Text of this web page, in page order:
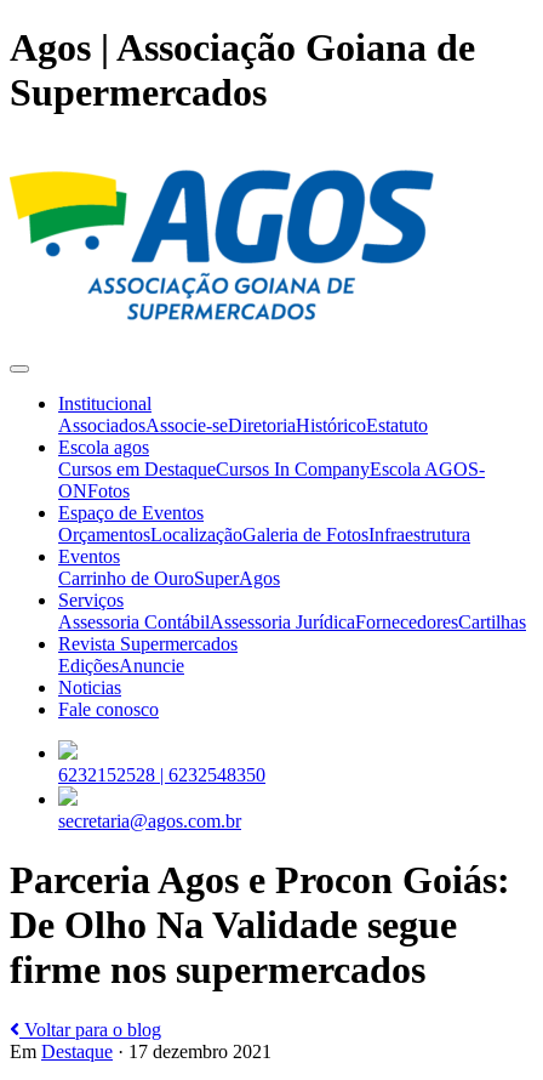
Agos | Associação Goiana de
Supermercados
Institucional
AssociadosAssocie-seDiretoriaHistóricoEstatuto
Escola agos
Cursos em DestaqueCursos In CompanyEscola AGOS-
ONFotos
Espaço de Eventos
OrçamentosLocalizaçãoGaleria de FotosInfraestrutura
Eventos
Carrinho de OuroSuperAgos
Serviços
Assessoria ContábilAssessoria JurídicaFornecedoresCartilhas
Revista Supermercados
EdiçõesAnuncie
Noticias
Fale conosco
6232152528 | 6232548350
secretaria@agos.com.br
Parceria Agos e Procon Goiás:
De Olho Na Validade segue
firme nos supermercados
Voltar para o blog
Em Destaque · 17 dezembro 2021